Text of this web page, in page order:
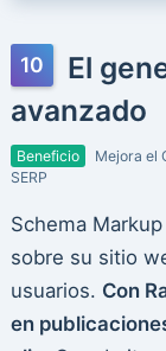
El
avanzado
Beneficio
Mejora el
SERP
Schema
sobre su sitio
usuarios. Con
en